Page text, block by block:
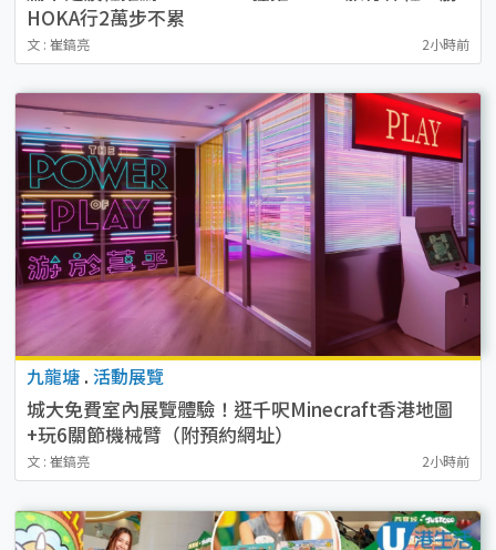
HOKA行2萬步不累
文 : 崔鎬亮 2小時前
九龍塘 . 活動展覽
城大免費室內展覽體驗！逛千呎Minecraft香港地圖
+玩6關節機械臂（附預約網址）
文 : 崔鎬亮 2小時前